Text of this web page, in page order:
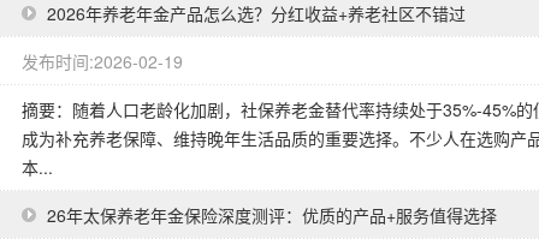
2026年养老年金产品怎么选？分红收益+养老社区不错过
发布时间:2026-02-19
摘要：随着人口老龄化加剧，社保养老金替代率持续处于35%-45%
成为补充养老保障、维持晚年生活品质的重要选择。不少人在选购产
本...
26年太保养老年金保险深度测评：优质的产品+服务值得选择